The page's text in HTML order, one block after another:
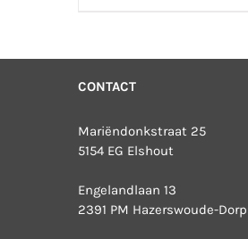
CONTACT
Mariëndonkstraat 25
5154 EG Elshout
Engelandlaan 13
2391 PM Hazerswoude-Dorp